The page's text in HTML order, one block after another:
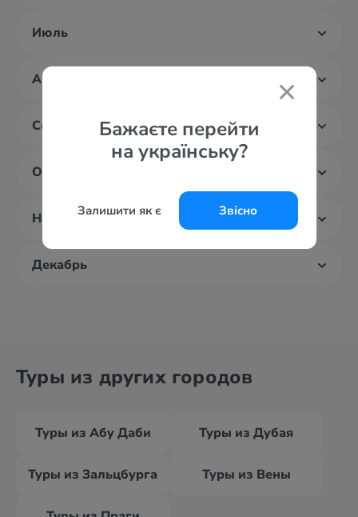
Бажаєте перейти
на українську?
Залишити як є Звісно
Июль
Август
Сентябрь
Октябрь
Ноябрь
Декабрь
Туры из других городов
Туры из Абу Даби Туры из Дубая
Туры из Зальцбурга Туры из Вены